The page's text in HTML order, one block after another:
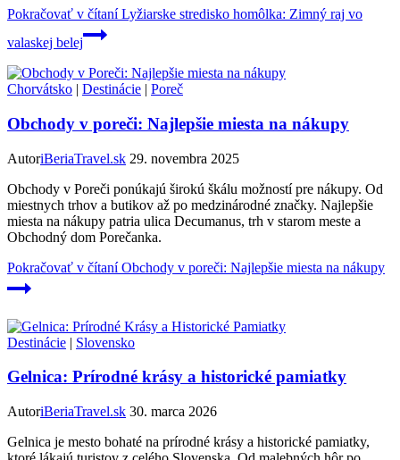
Pokračovať v čítaníLyžiarske stredisko homôlka: Zimný raj vo
valaskej belej
Chorvátsko | Destinácie | Poreč
Obchody v poreči: Najlepšie miesta na nákupy
AutoriBeriaTravel.sk 29. novembra 2025
Obchody v Poreči ponúkajú širokú škálu možností pre nákupy. Od
miestnych trhov a butikov až po medzinárodné značky. Najlepšie
miesta na nákupy patria ulica Decumanus, trh v starom meste a
Obchodný dom Porečanka.
Pokračovať v čítaníObchody v poreči: Najlepšie miesta na nákupy
Destinácie | Slovensko
Gelnica: Prírodné krásy a historické pamiatky
AutoriBeriaTravel.sk 30. marca 2026
Gelnica je mesto bohaté na prírodné krásy a historické pamiatky,